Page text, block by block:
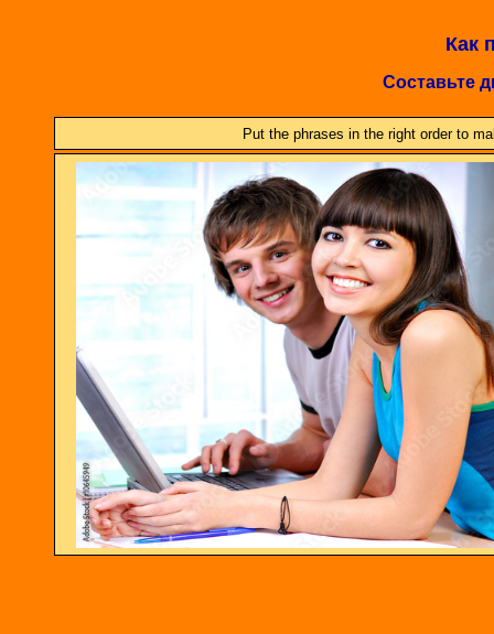
Как
Составьте
Put the phrases in the right order to